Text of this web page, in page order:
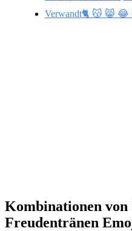
Verwandt🐈 😽 😸 😂
Kombinationen
Freudentränen